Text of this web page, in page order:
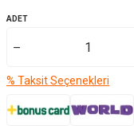
ADET
% Taksit Seçenekleri